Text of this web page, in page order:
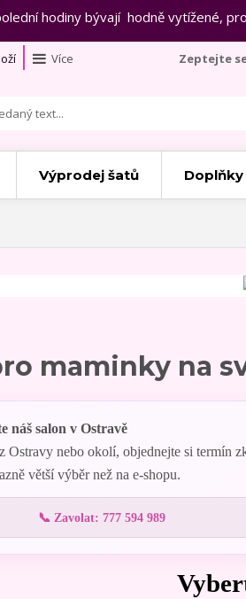
hodiny bývají hodně vytížené,
Více Zeptejte
Výprodej šatů Doplňky
maminky na
náš salon v Ostravě
Ostravy nebo okolí, objednejte si termín
větší výběr než na e-shopu.
📞 Zavolat: 777 594 989